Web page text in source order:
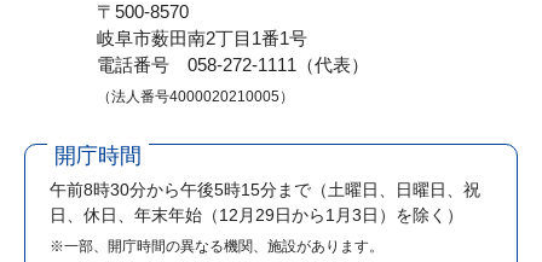
〒500-8570
岐阜市薮田南2丁目1番1号
電話番号 058-272-1111（代表）
（法人番号4000020210005）
開庁時間
午前8時30分から午後5時15分まで （土曜日、日曜日、祝
日、休日、年末年始（12月29日から1月3日）を除く）
※一部、開庁時間の異なる機関、施設があります。